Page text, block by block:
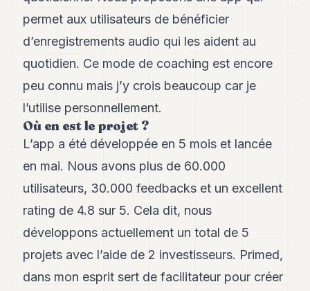
permet aux utilisateurs de bénéficier
d’enregistrements audio qui les aident au
quotidien. Ce mode de coaching est encore
peu connu mais j’y crois beaucoup car je
l’utilise personnellement.
Où en est le projet ?
L’app a été développée en 5 mois et lancée
en mai. Nous avons plus de 60.000
utilisateurs, 30.000 feedbacks et un excellent
rating de 4.8 sur 5. Cela dit, nous
développons actuellement un total de 5
projets avec l’aide de 2 investisseurs. Primed,
dans mon esprit sert de facilitateur pour créer